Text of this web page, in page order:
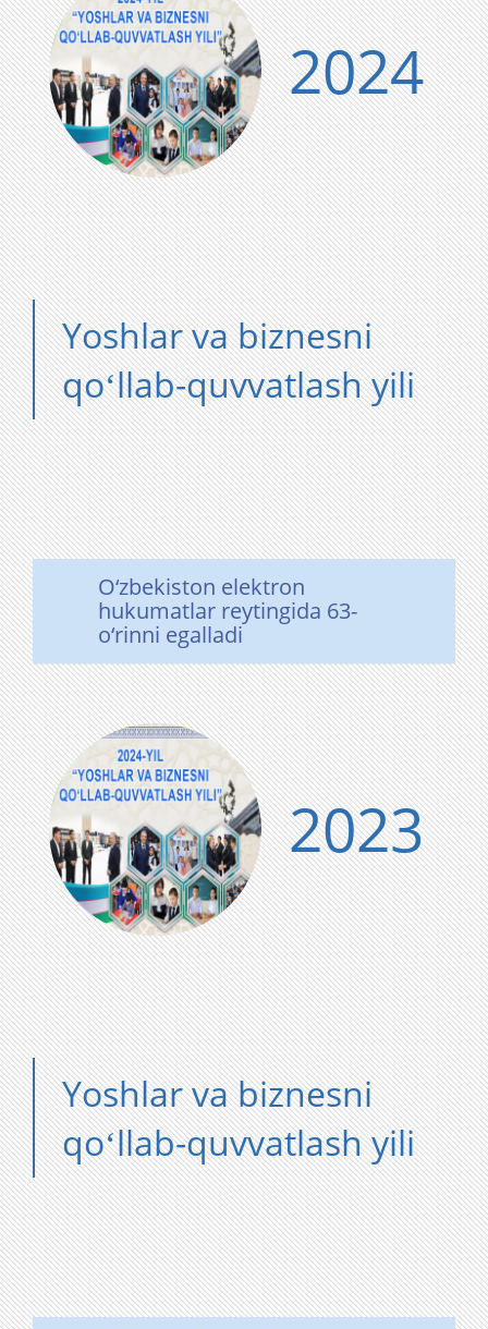
2024
Yoshlar va biznesni
qoʻllab-quvvatlash yili
O‘zbekiston elektron
hukumatlar reytingida 63-
o‘rinni egalladi
2023
Yoshlar va biznesni
qoʻllab-quvvatlash yili